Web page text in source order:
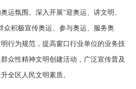
氛围。深入开展"迎奥运、讲文明、
众积极宣传奥运、参与奥运、服务奥
行为规范，提高窗口行业单位的业务技
众性精神文明创建活动，广泛宣传普及
全区人民文明素质。